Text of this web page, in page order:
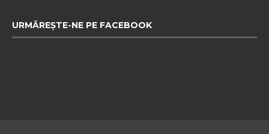
URMĂREȘTE-NE PE FACEBOOK